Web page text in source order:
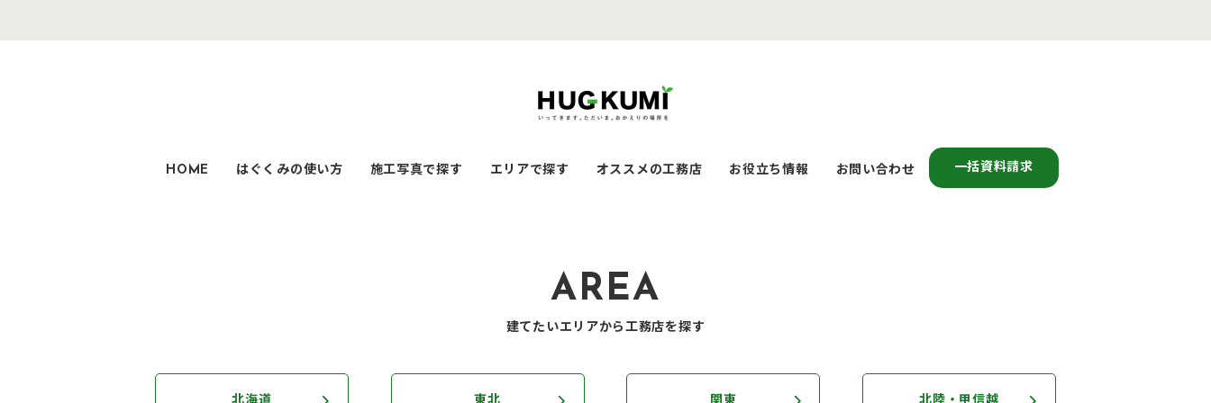
HOME はぐくみの使い方 施工写真で探す エリアで探す オススメの工務店 お役立ち情報 お問い合わせ 一括資料請求
AREA
建てたいエリアから工務店を探す